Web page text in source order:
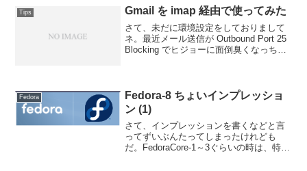
Tips Gmail を imap 経由で使ってみた
さて、未だに環境設定をしておりまして
ネ。最近メール送信が Outbound Port 25
Blocking でヒジョーに面倒臭くなっちゃ
Fedora
Fedora-8 ちょいインプレッショ
ン (1)
さて、インプレッションを書くなどと言
ってずいぶんたってしまったけれども
だ。FedoraCore-1～3ぐらいの時は、特に